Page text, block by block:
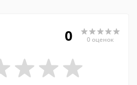
0 0 оценок